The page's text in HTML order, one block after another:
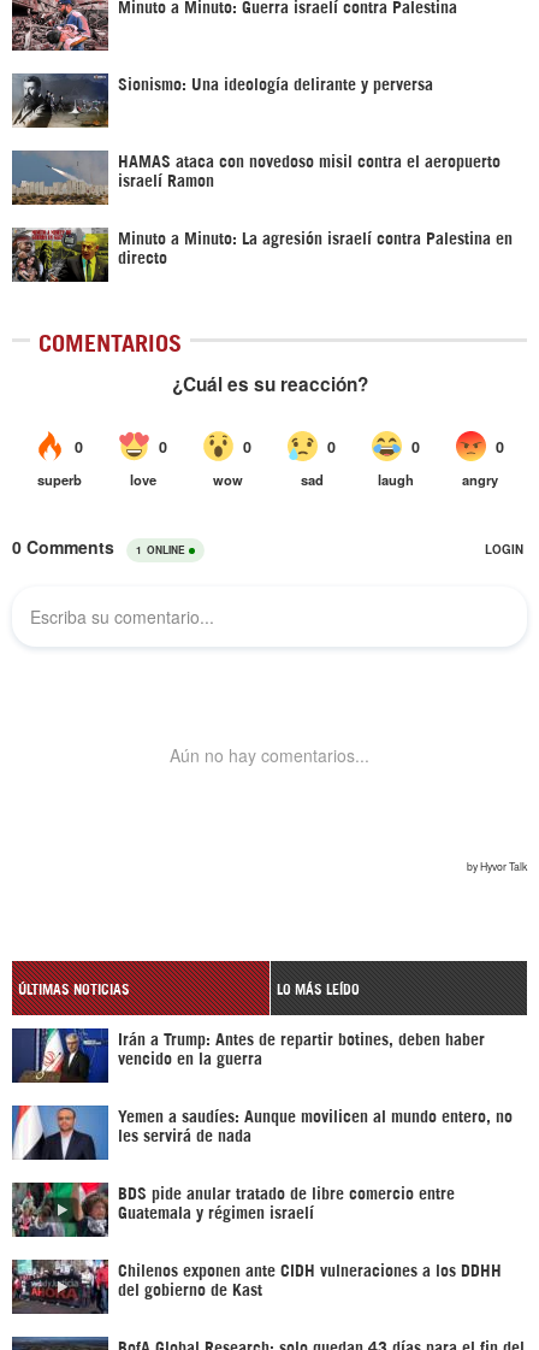
Minuto a Minuto: Guerra israelí contra Palestina
Sionismo: Una ideología delirante y perversa
HAMAS ataca con novedoso misil contra el aeropuerto
israelí Ramon
Minuto a Minuto: La agresión israelí contra Palestina en
directo
COMENTARIOS
ÚLTIMAS NOTICIAS LO MÁS LEÍDO
Irán a Trump: Antes de repartir botines, deben haber
vencido en la guerra
Yemen a saudíes: Aunque movilicen al mundo entero, no
les servirá de nada
BDS pide anular tratado de libre comercio entre
Guatemala y régimen israelí
Chilenos exponen ante CIDH vulneraciones a los DDHH
del gobierno de Kast
BofA Global Research: solo quedan 43 días para el fin del